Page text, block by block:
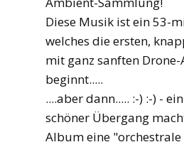
Diese Musik ist ein 53-
welches die ersten,
mit ganz sanften
beginnt.....
....aber dann..... :-) :-) -
schöner Übergang
Album eine